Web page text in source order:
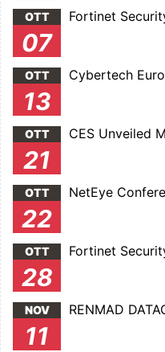
OTT
07
Fortinet
OTT
13
Cybertech
OTT
21
CES Unveiled
OTT
22
NetEye
OTT
28
Fortinet
NOV
11
RENMAD